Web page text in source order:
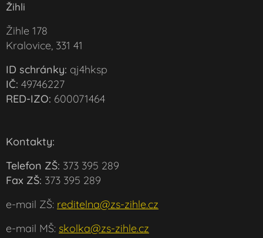
Žihli
Žihle 178
Kralovice, 331 41
ID schránky: qj4hksp
IČ: 49746227
RED-IZO: 600071464
Kontakty:
Telefon ZŠ: 373 395 289
Fax ZŠ: 373 395 289
e-mail ZŠ: reditelna@zs-zihle.cz
e-mail MŠ: skolka@zs-zihle.cz